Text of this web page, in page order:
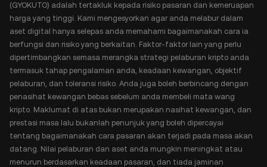
(GYOKUTO) adalah tertakluk kepada risiko pasaran dan kemeruapan
harga yang tinggi. Kami mengesyorkan agar anda melabur dalam
aset digital hanya selepas anda memahami bagaimanakah cara ia
berfungsi dan risiko yang berkaitan. Faktor-faktor lain yang perlu
dipertimbangkan semasa merangka strategi pelaburan kripto anda
termasuk tahap pengalaman anda, keadaan kewangan, objektif
pelaburan, dan toleransi risiko. Anda juga boleh berbincang dengan
penasihat kewangan bebas sebelum anda membeli mata wang
kripto. Maklumat di atas bukan merupakan nasihat kewangan, dan
prestasi masa lalu bukanlah penunjuk yang boleh dipercayai
tentang bagaimanakah cara pasaran akan terjadi pada masa akan
datang. Nilai pelaburan dan aset anda mungkin meningkat atau
menurun berdasarkan keadaan pasaran, dan tiada jaminan